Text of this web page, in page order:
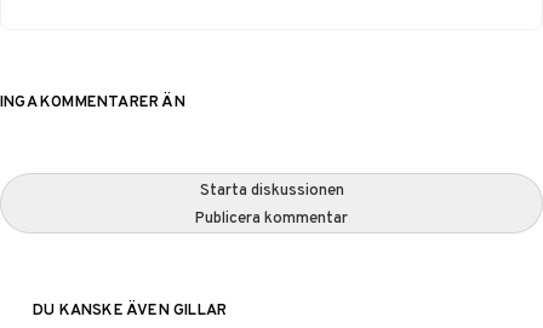
INGA KOMMENTARER ÄN
Starta diskussionen
Publicera kommentar
DU KANSKE ÄVEN GILLAR